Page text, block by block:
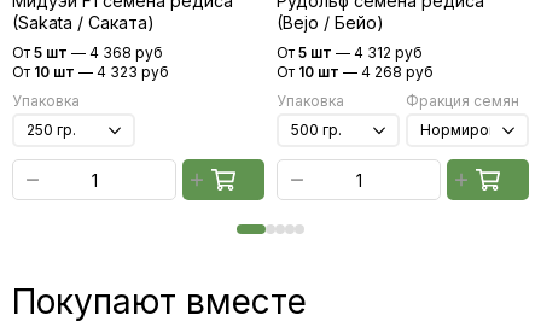
(Sakata / Саката)
От 5 шт — 4 368 руб
От 10 шт — 4 323 руб
Упаковка
(Bejo / Бейо)
От 5 шт — 4 312 руб
От 10 шт — 4 268 руб
Упаковка
Фракция семян
Покупают вместе